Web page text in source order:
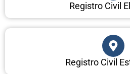
Registro Civil
Registro Civil